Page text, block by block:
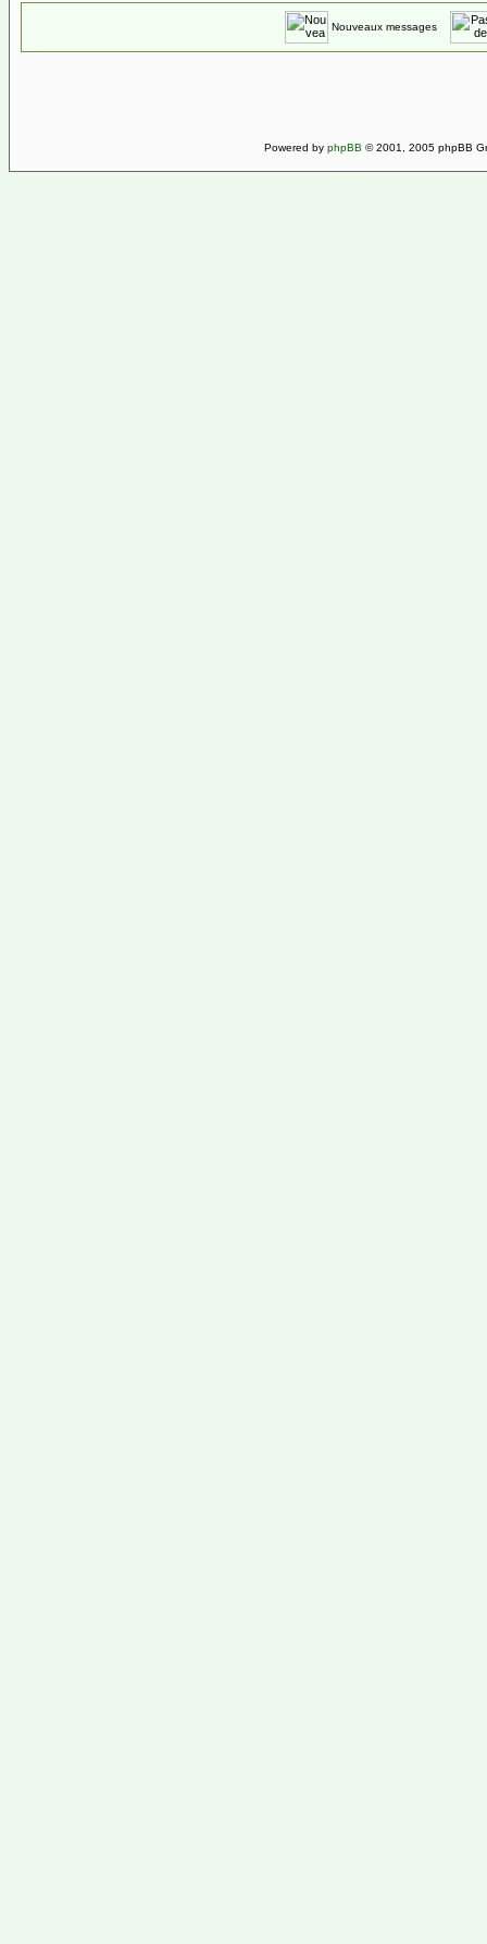
Nouveaux messages
Powered by phpBB © 2001, 2005 phpBB